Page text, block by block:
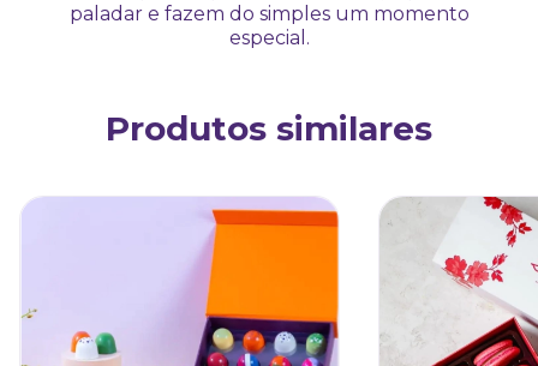
paladar e fazem do simples um momento
especial.
Produtos similares